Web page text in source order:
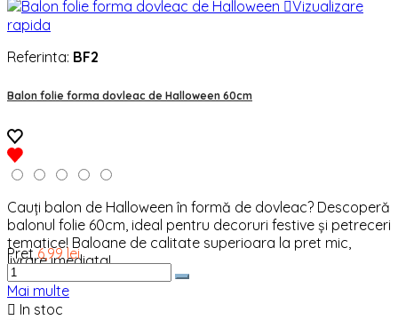
Vizualizare
rapida
Referinta: BF2
Balon folie forma dovleac de Halloween 60cm
Cauți balon de Halloween în formă de dovleac? Descoperă
balonul folie 60cm, ideal pentru decoruri festive și petreceri
tematice! Baloane de calitate superioara la pret mic,
livrare imediata!
Pret 6,99 lei
Mai multe
 In stoc